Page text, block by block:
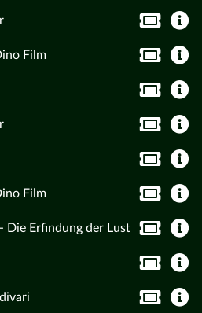
Film
Film
Die Erfindung der Lust